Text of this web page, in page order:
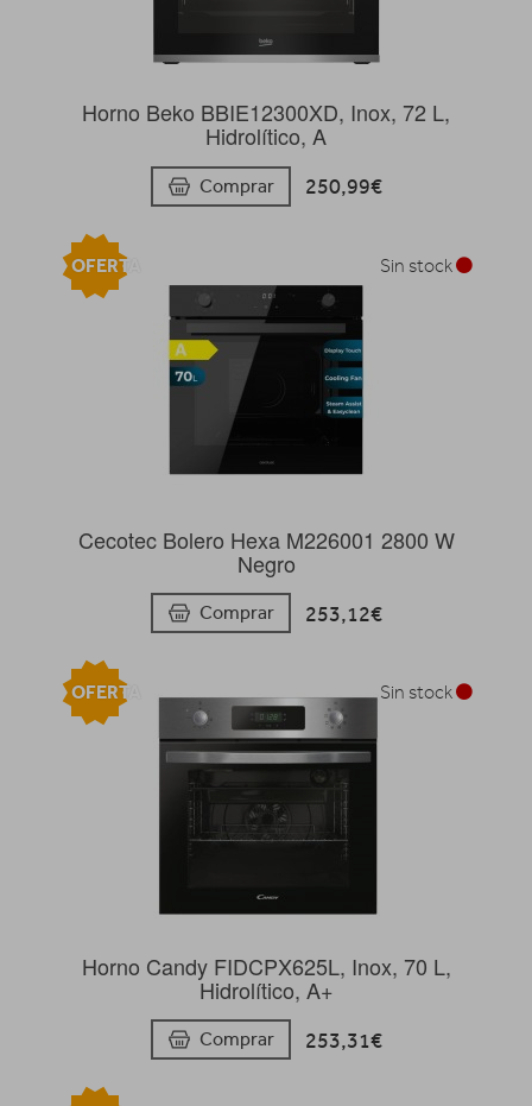
Horno Beko BBIE12300XD, Inox, 72 L,
Hidrolítico, A
Comprar 250,99€
Cecotec Bolero Hexa M226001 2800 W
Negro
Comprar 253,12€
Sin stock
OFERTA
Horno Candy FIDCPX625L, Inox, 70 L,
Hidrolítico, A+
Comprar 253,31€
Sin stock
OFERTA